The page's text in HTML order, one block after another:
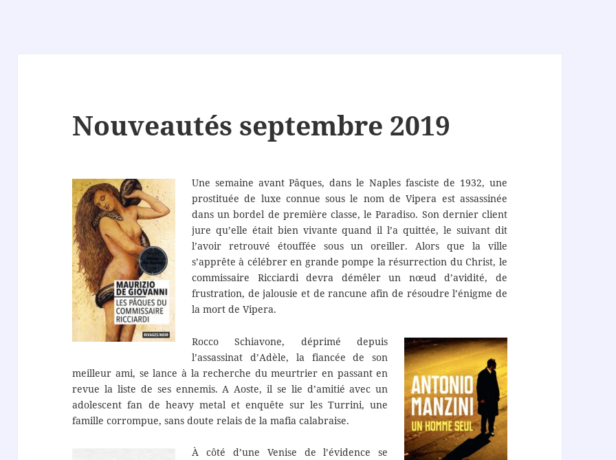
Nouveautés septembre 2019
Une semaine avant Pâques, dans le Naples fasciste de 1932, une
prostituée de luxe connue sous le nom de Vipera est assassinée
dans un bordel de première classe, le Paradiso. Son dernier client
jure qu’elle était bien vivante quand il l’a quittée, le suivant dit
l’avoir retrouvé étouffée sous un oreiller. Alors que la ville
s’apprête à célébrer en grande pompe la résurrection du Christ, le
commissaire Ricciardi devra démêler un nœud d’avidité, de
frustration, de jalousie et de rancune afin de résoudre l’énigme de
la mort de Vipera.
Rocco Schiavone, déprimé depuis
l’assassinat d’Adèle, la fiancée de son
meilleur ami, se lance à la recherche du meurtrier en passant en
revue la liste de ses ennemis. A Aoste, il se lie d’amitié avec un
adolescent fan de heavy metal et enquête sur les Turrini, une
famille corrompue, sans doute relais de la mafia calabraise.
À côté d’une Venise de l’évidence se